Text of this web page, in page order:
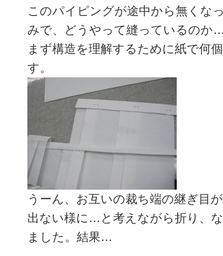
このパイピングが途中から無くな
みで、どうやって縫っているのか
まず構造を理解するために紙で何
す。
うーん、お互いの裁ち端の継ぎ目
出ない様に…と考えながら折り、
ました。結果…